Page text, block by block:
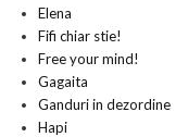
Elena
Fifi chiar stie!
Free your mind!
Gagaita
Ganduri in dezordine
Hapi